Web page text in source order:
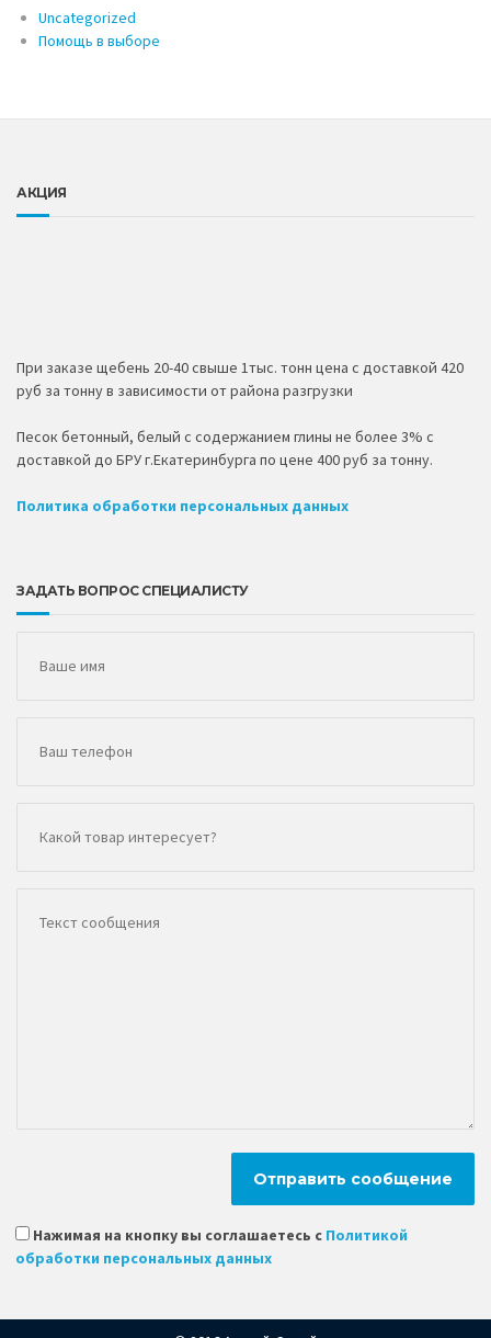
Uncategorized
Помощь в выборе
АКЦИЯ
При заказе щебень 20-40 свыше 1тыс. тонн цена с доставкой 420
руб за тонну в зависимости от района разгрузки
Песок бетонный, белый с содержанием глины не более 3% с
доставкой до БРУ г.Екатеринбурга по цене 400 руб за тонну.
Политика обработки персональных данных
ЗАДАТЬ ВОПРОС СПЕЦИАЛИСТУ
Нажимая на кнопку вы соглашаетесь с Политикой
обработки персональных данных